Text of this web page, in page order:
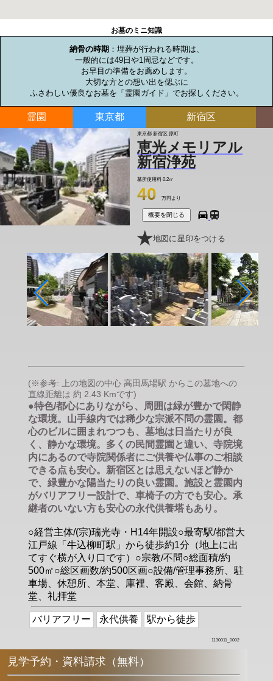
お墓のミニ知識
納骨の時期：埋葬が行われる時期は、
一般的には49日や1周忌などです。
お早目の準備をお薦めします。
大切な方との想い出を偲ぶに
ふさわしい優良なお墓を「霊園ガイド」でお探しください。
霊園 東京都 新宿区
東京都 新宿区 原町
恵光メモリアル
新宿浄苑
墓所使用料 0.2㎡
40 万円より
概要を閉じる
地図に星印をつける
(※参考: 上の地図の中心 高田馬場駅 からこの墓地への
直線距離は 約 2.43 Kmです)
●特色/都心にありながら、周囲は緑が豊かで閑静
な環境。山手線内では稀少な宗派不問の霊園。都
心のビルに囲まれつつも、墓地は日当たりが良
く、静かな環境。多くの民間霊園と違い、寺院境
内にあるので寺院関係者にご供養や仏事のご相談
できる点も安心。新宿区とは思えないほど静か
で、緑豊かな陽当たりの良い霊園。施設と霊園内
がバリアフリー設計で、車椅子の方でも安心。承
継者のいない方も安心の永代供養塔もあり。
○経営主体/(宗)瑞光寺・H14年開設○最寄駅/都営大
江戸線「牛込柳町駅」から徒歩約1分（地上に出
てすぐ横が入り口です）○宗教/不問○総面積/約
500㎡○総区画数/約500区画○設備/管理事務所、駐
車場、休憩所、本堂、庫裡、客殿、会館、納骨
堂、礼拝堂
バリアフリー 永代供養 駅から徒歩
1130011_0002
見学予約・資料請求（無料）